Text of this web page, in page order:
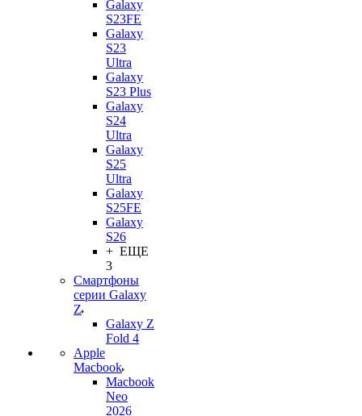
Galaxy
S23FE
Galaxy
S23
Ultra
Galaxy
S23 Plus
Galaxy
S24
Ultra
Galaxy
S25
Ultra
Galaxy
S25FE
Galaxy
S26
+ ЕЩЕ
3
Смартфоны
серии Galaxy
Z
Galaxy Z
Fold 4
Apple
Macbook
Macbook
Neo
2026